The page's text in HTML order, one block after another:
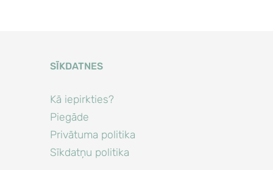
SĪKDATNES
Kā iepirkties?
Piegāde
Privātuma politika
Sīkdatņu politika